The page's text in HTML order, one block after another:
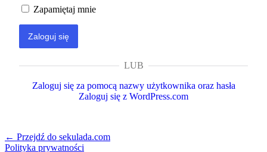
Zapamiętaj mnie
LUB
Zaloguj się za pomocą nazwy użytkownika oraz hasła
Zaloguj się z WordPress.com
← Przejdź do sekulada.com
Polityka prywatności